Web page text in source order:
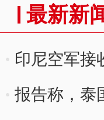
最新新
印尼空军接
报告称，泰